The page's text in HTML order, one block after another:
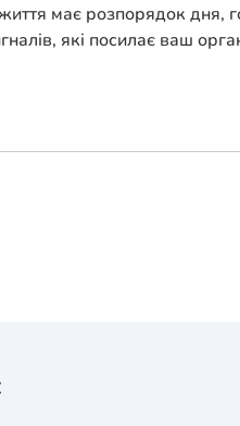
має розпорядок дня,
які посилає ваш